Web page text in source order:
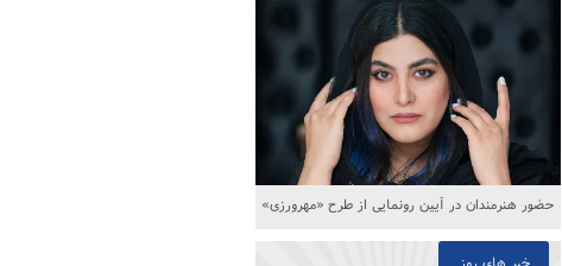
حضور هنرمندان در آیین رونمایی از طرح «مهرورزی»
خبر های روز